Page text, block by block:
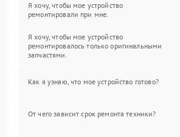
Я хочу, чтобы мое устройство
ремонтировали при мне.
Я хочу, чтобы мое устройство
ремонтировалось только оригинальными
запчастями.
Как я узнаю, что мое устройство готово?
От чего зависит срок ремонта техники?